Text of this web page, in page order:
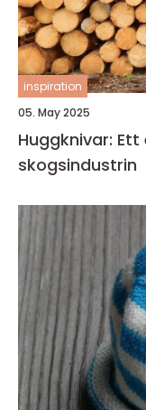
inspiration
05. May 2025
Huggknivar:
skogsindustrin